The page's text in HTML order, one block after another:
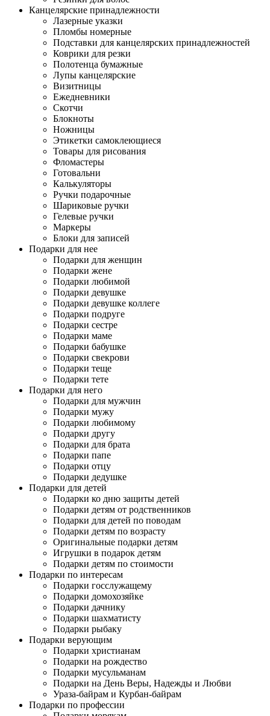
Канцелярские принадлежности
Лазерные указки
Пломбы номерные
Подставки для канцелярских принадлежностей
Коврики для резки
Полотенца бумажные
Лупы канцелярские
Визитницы
Ежедневники
Скотчи
Блокноты
Ножницы
Этикетки самоклеющиеся
Товары для рисования
Фломастеры
Готовальни
Калькуляторы
Ручки подарочные
Шариковые ручки
Гелевые ручки
Маркеры
Блоки для записей
Подарки для нее
Подарки для женщин
Подарки жене
Подарки любимой
Подарки девушке
Подарки девушке коллеге
Подарки подруге
Подарки сестре
Подарки маме
Подарки бабушке
Подарки свекрови
Подарки теще
Подарки тете
Подарки для него
Подарки для мужчин
Подарки мужу
Подарки любимому
Подарки другу
Подарки для брата
Подарки папе
Подарки отцу
Подарки дедушке
Подарки для детей
Подарки ко дню защиты детей
Подарки детям от родственников
Подарки для детей по поводам
Подарки детям по возрасту
Оригинальные подарки детям
Игрушки в подарок детям
Подарки детям по стоимости
Подарки по интересам
Подарки госслужащему
Подарки домохозяйке
Подарки дачнику
Подарки шахматисту
Подарки рыбаку
Подарки верующим
Подарки христианам
Подарки на рождество
Подарки мусульманам
Подарки на День Веры, Надежды и Любви
Ураза-байрам и Курбан-байрам
Подарки по профессии